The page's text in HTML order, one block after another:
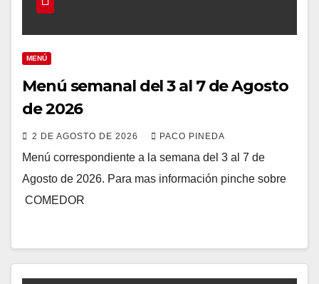
MENÚ
Menú semanal del 3 al 7 de Agosto
de 2026
2 DE AGOSTO DE 2026 PACO PINEDA
Menú correspondiente a la semana del 3 al 7 de
Agosto de 2026. Para mas información pinche sobre
COMEDOR